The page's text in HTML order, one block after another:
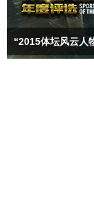
“2015体坛风云人